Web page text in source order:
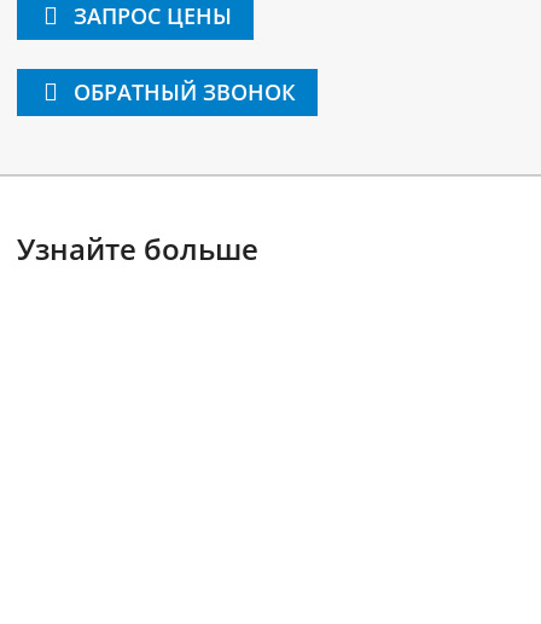
ЗАПРОС ЦЕНЫ
ОБРАТНЫЙ ЗВОНОК
Узнайте больше